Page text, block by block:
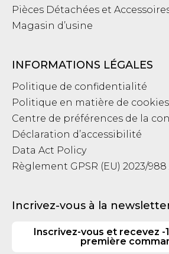
Pièces Détachées et
Magasin d’usine
INFORMATIONS LÉGALES
Politique de confidentialité
Politique en matière de cookies
Centre de préférences de la
Déclaration d’accessibilité
Data Act Policy
Règlement GPSR (EU) 2023/988
Incrivez-vous à la
Inscrivez-vous et recevez -
première